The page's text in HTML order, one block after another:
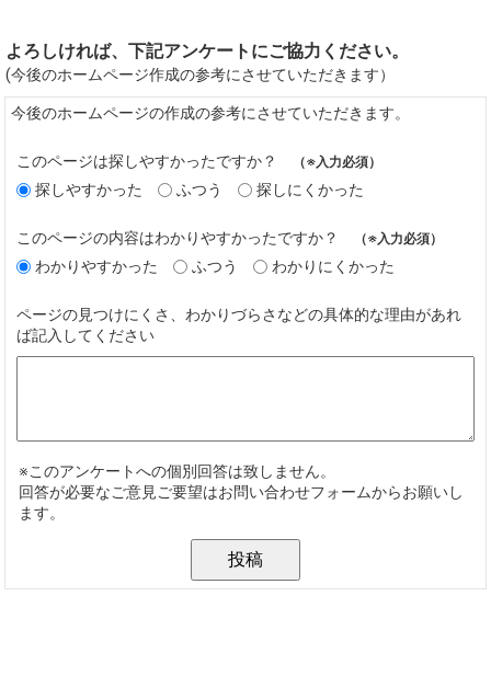
よろしければ、下記アンケートにご協力ください。
(今後のホームページ作成の参考にさせていただきます）
今後のホームページの作成の参考にさせていただきます。
このページは探しやすかったですか？ （※入力必須）
探しやすかった ふつう 探しにくかった
このページの内容はわかりやすかったですか？ （※入力必須）
わかりやすかった ふつう わかりにくかった
ページの見つけにくさ、わかりづらさなどの具体的な理由があれ
ば記入してください
※このアンケートへの個別回答は致しません。
回答が必要なご意見ご要望はお問い合わせフォームからお願いし
ます。